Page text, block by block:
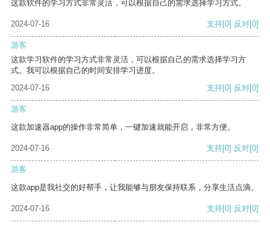
这款软件的学习方式非常灵活，可以根据自己的需求选择学习方式。
2024-07-16 支持[0] 反对[0]
游客
这款学习软件的学习方式非常灵活，可以根据自己的需求选择学习方
式。我可以根据自己的时间安排学习进度。
2024-07-16
支持[0] 反对[0]
游客
这款加速器app的操作非常简单，一键加速就能开启，非常方便。
2024-07-16 支持[0] 反对[0]
游客
这款app是我社交的好帮手，让我能够与朋友保持联系，分享生活点滴。
2024-07-16 支持[0] 反对[0]